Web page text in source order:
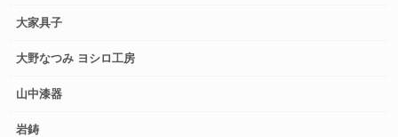
大家具子
大野なつみ ヨシロ工房
山中漆器
岩鋳